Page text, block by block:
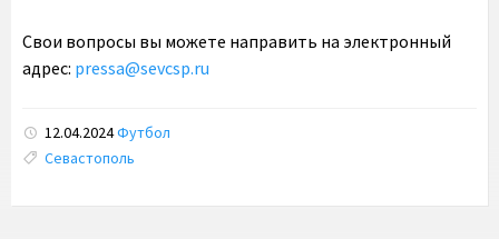
Свои вопросы вы можете направить на электронный
адрес: pressa@sevcsp.ru
12.04.2024Футбол
Tags:
Севастополь